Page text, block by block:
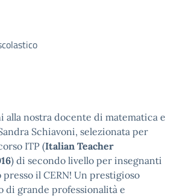
alla nostra docente di matematica e
Schiavoni, selezionata per
ITP (Italian Teacher
) di secondo livello per insegnanti
il CERN! Un prestigioso
di grande professionalità e